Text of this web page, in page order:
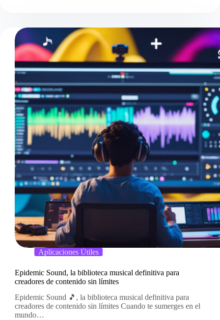
Aplicaciones Útiles
Epidemic Sound, la biblioteca musical definitiva para
creadores de contenido sin límites
Epidemic Sound 🎵, la biblioteca musical definitiva para
creadores de contenido sin límites Cuando te sumerges en el
mundo…